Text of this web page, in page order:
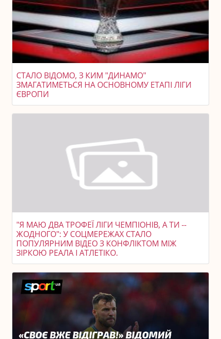
СТАЛО ВІДОМО, З КИМ "ДИНАМО"
ЗМАГАТИМЕТЬСЯ НА ОСНОВНОМУ ЕТАПІ ЛІГИ
ЄВРОПИ
"Я МАЮ ДВА ТРОФЕЇ ЛІГИ ЧЕМПІОНІВ, А ТИ --
ЖОДНОГО": У СОЦМЕРЕЖАХ СТАЛО
ПОПУЛЯРНИМ ВІДЕО З КОНФЛІКТОМ МІЖ
ЗІРКОЮ РЕАЛА І АТЛЕТІКО.